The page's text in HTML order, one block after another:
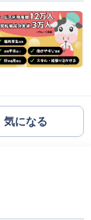
気になる